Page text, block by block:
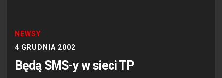
NEWSY
4 GRUDNIA 2002
Będą SMS-y w sieci TP